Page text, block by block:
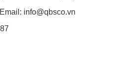
info@qbsco.vn